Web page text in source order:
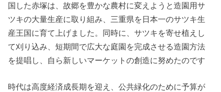
国した赤塚は、故郷を豊かな農村に変えようと造園用サ
ツキの大量生産に取り組み、三重県を日本一のサツキ生
産王国に育て上げました。同時に、サツキを寄せ植えし
て刈り込み、短期間で広大な庭園を完成させる造園方法
を提唱し、自ら新しいマーケットの創造に努めたのです
時代は高度経済成長期を迎え、公共緑化のために予算が